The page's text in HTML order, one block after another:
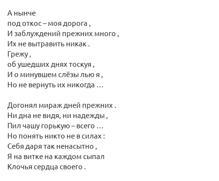
А нынче
под откос – моя дорога ,
И заблуждений прежних много ,
Их не вытравить никак .
Грежу ,
об ушедших днях тоскуя ,
И о минувшем слёзы лью я ,
Но не вернуть их никогда …
Догонял мираж дней прежних .
Ни дна не видя, ни надежды ,
Пил чашу горькую – всего …
Но понять никто не в силах :
Себя даря так ненасытно ,
Я на витке на каждом сыпал
Клочья сердца своего .